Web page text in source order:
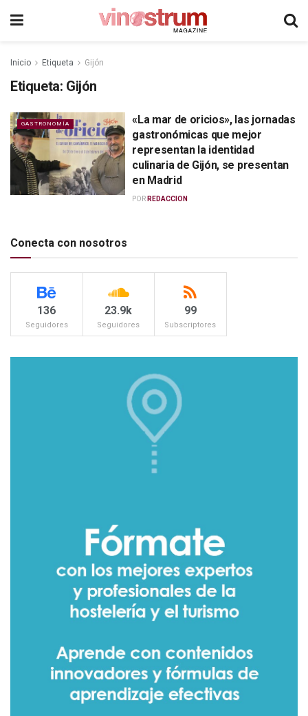
Inicio Etiqueta Gijón
Etiqueta: Gijón
GASTRONOMÍA
«La mar de oricios», las jornadas
gastronómicas que mejor
representan la identidad
culinaria de Gijón, se presentan
en Madrid
POR REDACCION
Conecta con nosotros
136
Seguidores
23.9k
Seguidores
99
Subscriptores